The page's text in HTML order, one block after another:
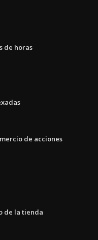
de horas
de acciones
de la tienda